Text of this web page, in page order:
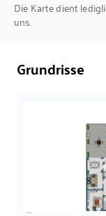
Die Karte dient
uns.
Grundrisse